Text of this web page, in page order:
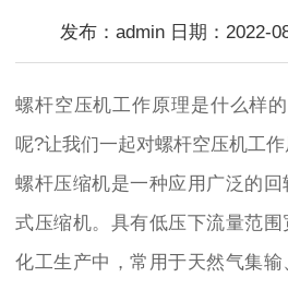
发布：admin 日期：2022-
螺杆空压机工作原理是什么样
呢?让我们一起对螺杆空压机工
螺杆压缩机是一种应用广泛的
式压缩机。具有低压下流量范
化工生产中，常用于天然气集